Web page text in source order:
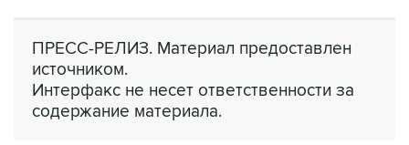
ПРЕСС-РЕЛИЗ. Материал предоставлен
источником.
Интерфакс не несет ответственности за
содержание материала.